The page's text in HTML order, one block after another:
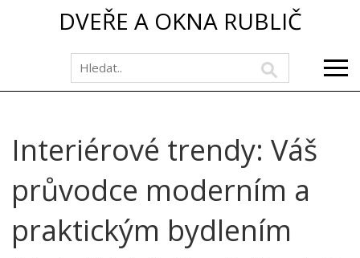
DVEŘE A OKNA RUBLIČ
Interiérové trendy: Váš
průvodce moderním a
praktickým bydlením